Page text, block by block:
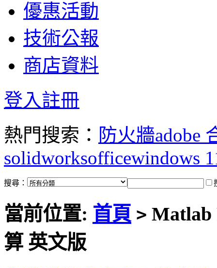
優惠活動
技術公報
商店資料
登入註冊
熱門搜索： 防火牆adobe
solidworksofficewindows
搜尋：
當前位置: 首頁 > Matlab
算 英文版